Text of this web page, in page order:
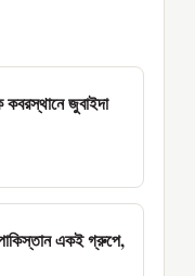
কবরস্থানে জুবাইদা
একই গ্রুপে,